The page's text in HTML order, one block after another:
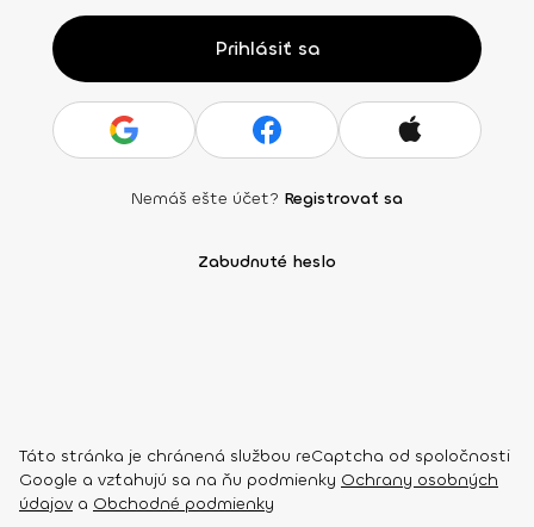
Prihlásiť sa
Nemáš ešte účet? Registrovať sa
Zabudnuté heslo
Táto stránka je chránená službou reCaptcha od spoločnosti
Google a vzťahujú sa na ňu podmienky Ochrany osobných
údajov a Obchodné podmienky